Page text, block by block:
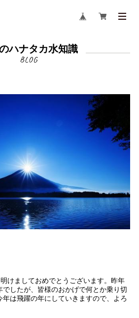
ハナタカ水知識
けましておめでとうございます。昨年
でしたが、皆様のおかげで何とか乗り切
は飛躍の年にしていきますので、よろ